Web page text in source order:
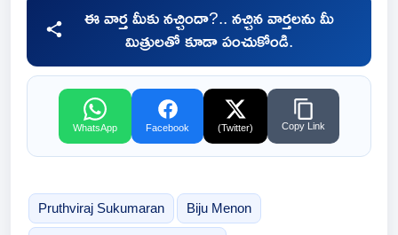
ఈ వార్త మీకు నచ్చిందా?.. నచ్చిన వార్తలను మీ
మిత్రులతో కూడా పంచుకోండి.
WhatsApp Facebook (Twitter) Copy Link
Pruthviraj Sukumaran Biju Menon